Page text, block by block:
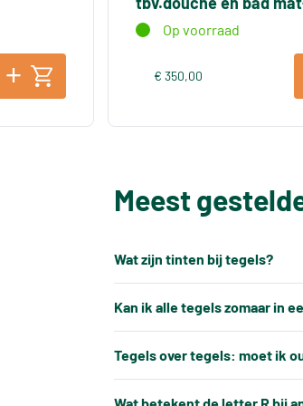
Op voorraad
€ 350,00
Meest
Wat zijn tinten bij tegels?
keramische tegels een
Kan ik alle tegels zomaar in
verwerkt.
Tegels over tegels: moet ik
Wat betekent de letter R bij